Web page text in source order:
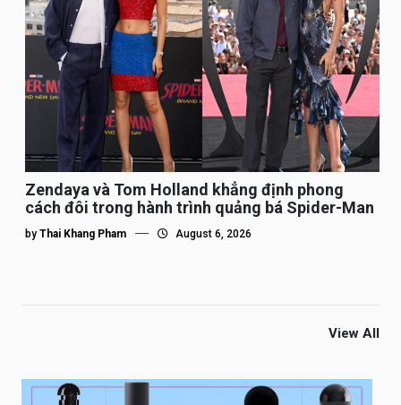
Zendaya và Tom Holland khẳng định phong
cách đôi trong hành trình quảng bá Spider-Man
by Thai Khang Pham August 6, 2026
View All